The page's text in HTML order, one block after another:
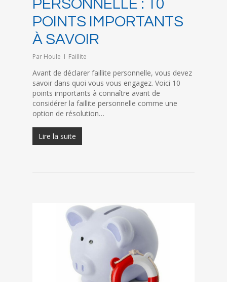
PERSONNELLE : 10
POINTS IMPORTANTS
À SAVOIR
Par Houle Faillite
Avant de déclarer faillite personnelle, vous devez
savoir dans quoi vous vous engagez. Voici 10
points importants à connaître avant de
considérer la faillite personnelle comme une
option de résolution…
Lire la suite